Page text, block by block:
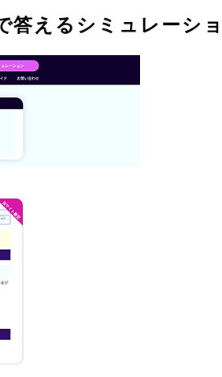
答えるシミュレーシ